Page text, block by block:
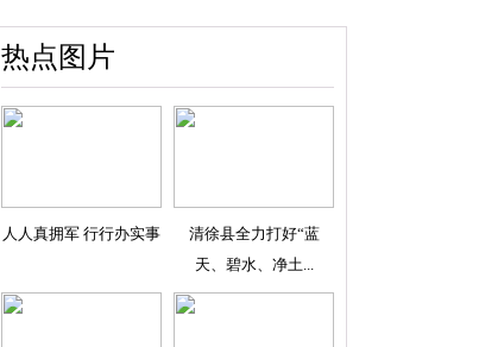
热点图片
人人真拥军 行行办实事
清徐县全力打好“蓝
天、碧水、净土...